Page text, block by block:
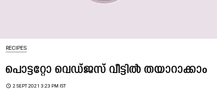
RECIPES
പൊട്ടറ്റോ വെഡ്ജസ് വീട്ടിൽ തയാറാക്കാം
access_time 2 SEPT 2021 3:23 PM IST